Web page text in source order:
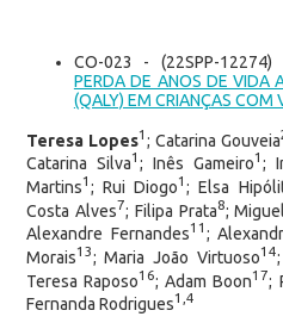
CO-023 - (22SPP-
PERDA DE ANOS DE VIDA
(QALY) EM CRIANÇAS COM
Teresa Lopes1 ; Catarina Gouveia
Catarina Silva1; Inês Gameiro1;
Martins1 ; Rui Diogo1; Elsa
Costa Alves7; Filipa Prata8;
Alexandre Fernandes11 ;
Morais13; Maria João Virtuoso14
Teresa Raposo16; Adam Boon17;
Fernanda Rodrigues1,4